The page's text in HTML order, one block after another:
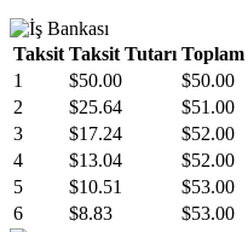
Taksit Taksit Tutarı
1
$50.00
$50.00
2
$25.64
$51.00
3
$17.24
$52.00
4
$13.04
$52.00
5
$10.51
$53.00
6
$8.83 $53.00